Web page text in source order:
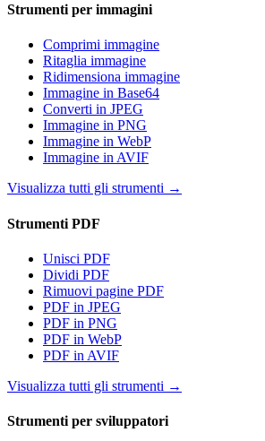
Strumenti per immagini
Comprimi immagine
Ritaglia immagine
Ridimensiona immagine
Immagine in Base64
Converti in JPEG
Immagine in PNG
Immagine in WebP
Immagine in AVIF
Visualizza tutti gli strumenti →
Strumenti PDF
Unisci PDF
Dividi PDF
Rimuovi pagine PDF
PDF in JPEG
PDF in PNG
PDF in WebP
PDF in AVIF
Visualizza tutti gli strumenti →
Strumenti per sviluppatori